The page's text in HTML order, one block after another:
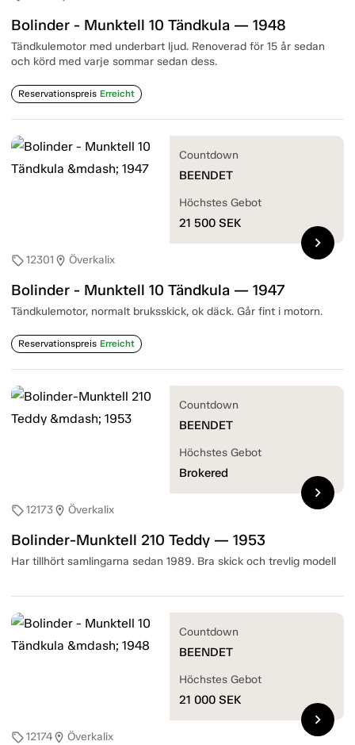
Bolinder - Munktell 10 Tändkula — 1948
Tändkulemotor med underbart ljud. Renoverad för 15 år sedan
och körd med varje sommar sedan dess.
Reservationspreis Erreicht
sell12301 location_on Överkalix
Bolinder - Munktell 10 Tändkula — 1947
Tändkulemotor, normalt bruksskick, ok däck. Går fint i motorn.
Reservationspreis Erreicht
Countdown
BEENDET
Höchstes Gebot
21 500 SEK
chevron_right
sell12173location_on Överkalix
Bolinder-Munktell 210 Teddy — 1953
Har tillhört samlingarna sedan 1989. Bra skick och trevlig modell
Countdown
BEENDET
Höchstes Gebot
Brokered
chevron_right
sell12174location_on Överkalix
Countdown
BEENDET
Höchstes Gebot
21 000 SEK
chevron_right